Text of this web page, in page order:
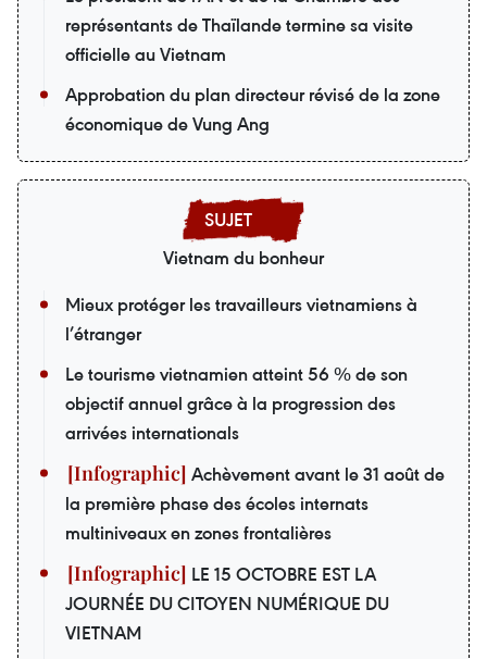
représentants de Thaïlande termine sa visite
officielle au Vietnam
Approbation du plan directeur révisé de la zone
économique de Vung Ang
Vietnam du bonheur
Mieux protéger les travailleurs vietnamiens à
l’étranger
Le tourisme vietnamien atteint 56 % de son
objectif annuel grâce à la progression des
arrivées internationals
Achèvement avant le 31 août de
la première phase des écoles internats
multiniveaux en zones frontalières
LE 15 OCTOBRE EST LA
JOURNÉE DU CITOYEN NUMÉRIQUE DU
VIETNAM